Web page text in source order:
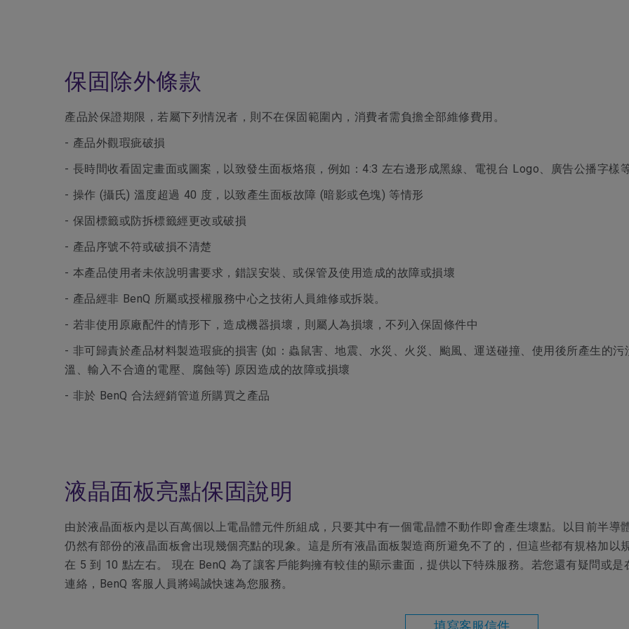
保固除外條款
產品於保證期限，若屬下列情況者，則不在保固範圍內，消費者需負擔全部維修費用。
- 產品外觀瑕疵破損
- 長時間收看固定畫面或圖案，以致發生面板烙痕，例如：4:3 左右邊形成黑線、電視台 Logo、廣告公播字樣
- 操作 (攝氏) 溫度超過 40 度，以致產生面板故障 (暗影或色塊) 等情形
- 保固標籤或防拆標籤經更改或破損
- 產品序號不符或破損不清楚
- 本產品使用者未依說明書要求，錯誤安裝、或保管及使用造成的故障或損壞
- 產品經非 BenQ 所屬或授權服務中心之技術人員維修或拆裝。
- 若非使用原廠配件的情形下，造成機器損壞，則屬人為損壞，不列入保固條件中
- 非可歸責於產品材料製造瑕疵的損害 (如：蟲鼠害、地震、水災、火災、颱風、運送碰撞、使用後所產生的
溫、輸入不合適的電壓、腐蝕等) 原因造成的故障或損壞
- 非於 BenQ 合法經銷管道所購買之產品
液晶面板亮點保固說明
由於液晶面板內是以百萬個以上電晶體元件所組成，只要其中有一個電晶體不動作即會產生壞點。以目前半
仍然有部份的液晶面板會出現幾個亮點的現象。這是所有液晶面板製造商所避免不了的，但這些都有規格加以
在 5 到 10 點左右。 現在 BenQ 為了讓客戶能夠擁有較佳的顯示畫面，提供以下特殊服務。若您還有疑問或
連絡，BenQ 客服人員將竭誠快速為您服務。
填寫客服信件